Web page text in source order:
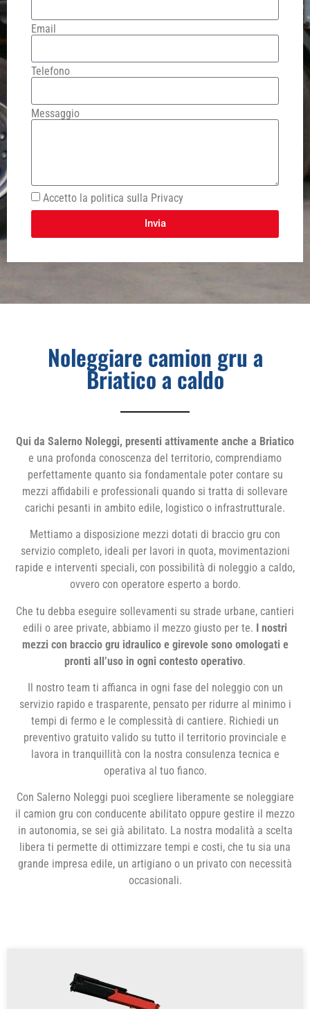
Email
Telefono
Messaggio
Accetto la politica sulla Privacy
Invia
Noleggiare camion gru a
Briatico a caldo
Qui da Salerno Noleggi, presenti attivamente anche a Briatico
e una profonda conoscenza del territorio, comprendiamo
perfettamente quanto sia fondamentale poter contare su
mezzi affidabili e professionali quando si tratta di sollevare
carichi pesanti in ambito edile, logistico o infrastrutturale.
Mettiamo a disposizione mezzi dotati di braccio gru con
servizio completo, ideali per lavori in quota, movimentazioni
rapide e interventi speciali, con possibilità di noleggio a caldo,
ovvero con operatore esperto a bordo.
Che tu debba eseguire sollevamenti su strade urbane, cantieri
edili o aree private, abbiamo il mezzo giusto per te. I nostri
mezzi con braccio gru idraulico e girevole sono omologati e
pronti all’uso in ogni contesto operativo.
Il nostro team ti affianca in ogni fase del noleggio con un
servizio rapido e trasparente, pensato per ridurre al minimo i
tempi di fermo e le complessità di cantiere. Richiedi un
preventivo gratuito valido su tutto il territorio provinciale e
lavora in tranquillità con la nostra consulenza tecnica e
operativa al tuo fianco.
Con Salerno Noleggi puoi scegliere liberamente se noleggiare
il camion gru con conducente abilitato oppure gestire il mezzo
in autonomia, se sei già abilitato. La nostra modalità a scelta
libera ti permette di ottimizzare tempi e costi, che tu sia una
grande impresa edile, un artigiano o un privato con necessità
occasionali.